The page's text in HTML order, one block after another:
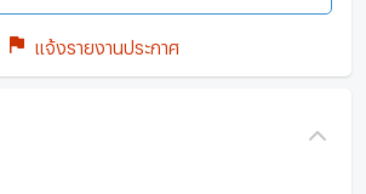
แจ้งรายงานประกาศ